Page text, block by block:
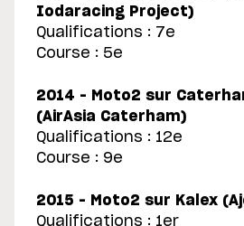
Iodaracing Project)
Qualifications : 7e
Course : 5e
2014 – Moto2 sur
(AirAsia Caterham)
Qualifications : 12e
Course : 9e
2015 – Moto2 sur Kalex
Qualifications : 1er